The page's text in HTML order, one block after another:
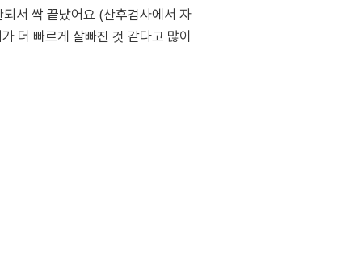
서 싹 끝났어요 (산후검사에서 자
더 빠르게 살빠진 것 같다고 많이